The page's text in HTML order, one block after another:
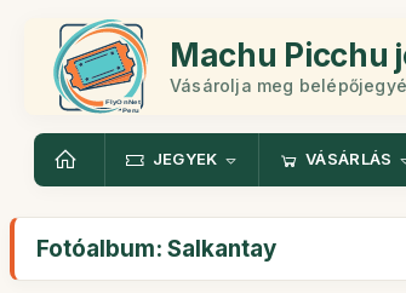
Machu Picchu
Vásárolja meg
JEGYEK VÁSÁRLÁS
Fotóalbum: Salkantay